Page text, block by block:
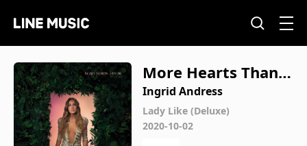
More Hearts Than
Mine
Ingrid Andress
Lady Like (Deluxe)
2020-10-02